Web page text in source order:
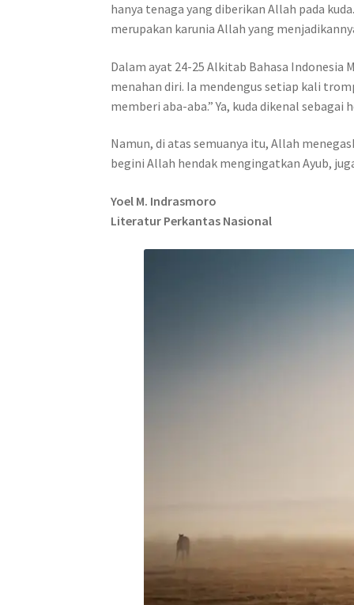
hanya tenaga yang diberikan Allah pada
merupakan karunia Allah yang
Dalam ayat 24-25 Alkitab Bahasa
menahan diri. Ia mendengus setiap kali
memberi aba-aba.” Ya, kuda dikenal
Namun, di atas semuanya itu, Allah
begini Allah hendak mengingatkan Ayub,
Yoel M. Indrasmoro
Literatur Perkantas Nasional